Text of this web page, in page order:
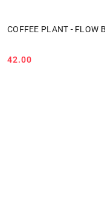
COFFEE PLANT - FLOW
Cena:
42.00